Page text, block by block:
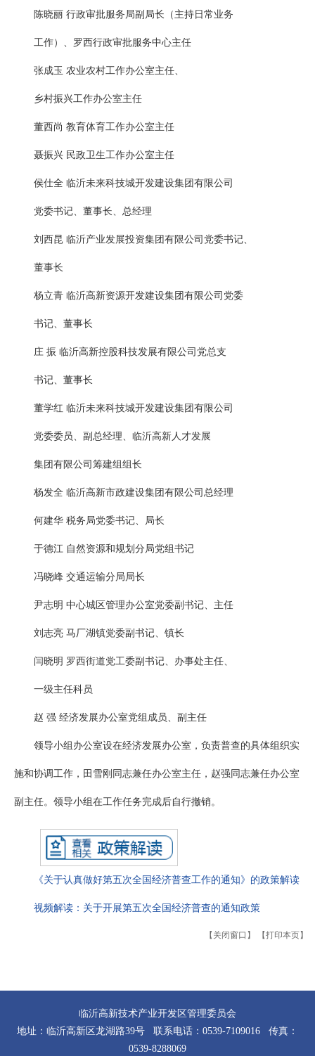
陈晓丽 行政审批服务局副局长（主持日常业务
工作）、罗西行政审批服务中心主任
张成玉 农业农村工作办公室主任、
乡村振兴工作办公室主任
董西尚 教育体育工作办公室主任
聂振兴 民政卫生工作办公室主任
侯仕全 临沂未来科技城开发建设集团有限公司
党委书记、董事长、总经理
刘西昆 临沂产业发展投资集团有限公司党委书记、
董事长
杨立青 临沂高新资源开发建设集团有限公司党委
书记、董事长
庄 振 临沂高新控股科技发展有限公司党总支
书记、董事长
董学红 临沂未来科技城开发建设集团有限公司
党委委员、副总经理、临沂高新人才发展
集团有限公司筹建组组长
杨发全 临沂高新市政建设集团有限公司总经理
何建华 税务局党委书记、局长
于德江 自然资源和规划分局党组书记
冯晓峰 交通运输分局局长
尹志明 中心城区管理办公室党委副书记、主任
刘志亮 马厂湖镇党委副书记、镇长
闫晓明 罗西街道党工委副书记、办事处主任、
一级主任科员
赵 强 经济发展办公室党组成员、副主任
领导小组办公室设在经济发展办公室，负责普查的具体组织实
施和协调工作，田雪刚同志兼任办公室主任，赵强同志兼任办公室
副主任。领导小组在工作任务完成后自行撤销。
《关于认真做好第五次全国经济普查工作的通知》的政策解读
视频解读：关于开展第五次全国经济普查的通知政策
【关闭窗口】 【打印本页】
临沂高新技术产业开发区管理委员会
地址：临沂高新区龙湖路39号 联系电话：0539-7109016 传真：
0539-8288069